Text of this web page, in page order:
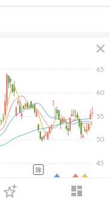
dashboard
登入
close
45
50
55
60
65
除